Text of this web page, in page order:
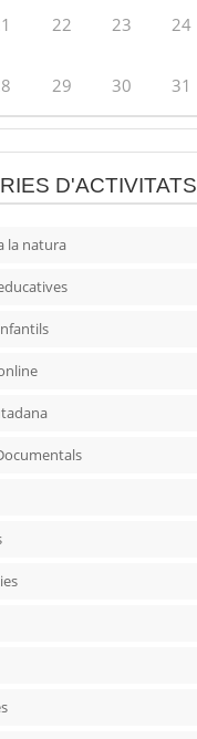
22 23 24
29 30 31
D'ACTIVITATS
la natura